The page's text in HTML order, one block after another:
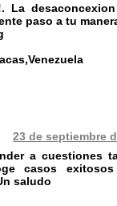
La
paso a tu
23 de septiembre
a cuestiones
casos
saludo